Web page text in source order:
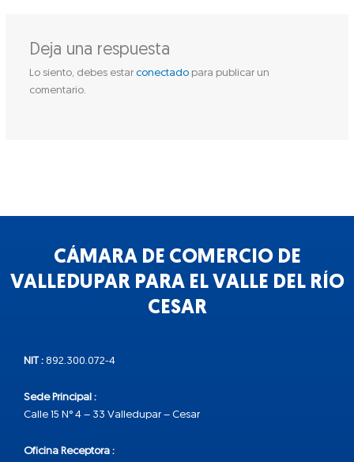
Deja una respuesta
Lo siento, debes estar conectadopara publicar un
comentario.
CÁMARA DE COMERCIO DE
VALLEDUPAR PARA EL VALLE DEL RÍO
CESAR
NIT : 892.300.072-4
Sede Principal :
Calle 15 N° 4 – 33 Valledupar – Cesar
Oficina Receptora :